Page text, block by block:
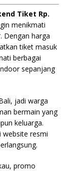
Tiket Rp.
menikmati
Dengan harga
tiket masuk
berbagai
sepanjang
jadi warga
bermain yang
keluarga.
website resmi
promo